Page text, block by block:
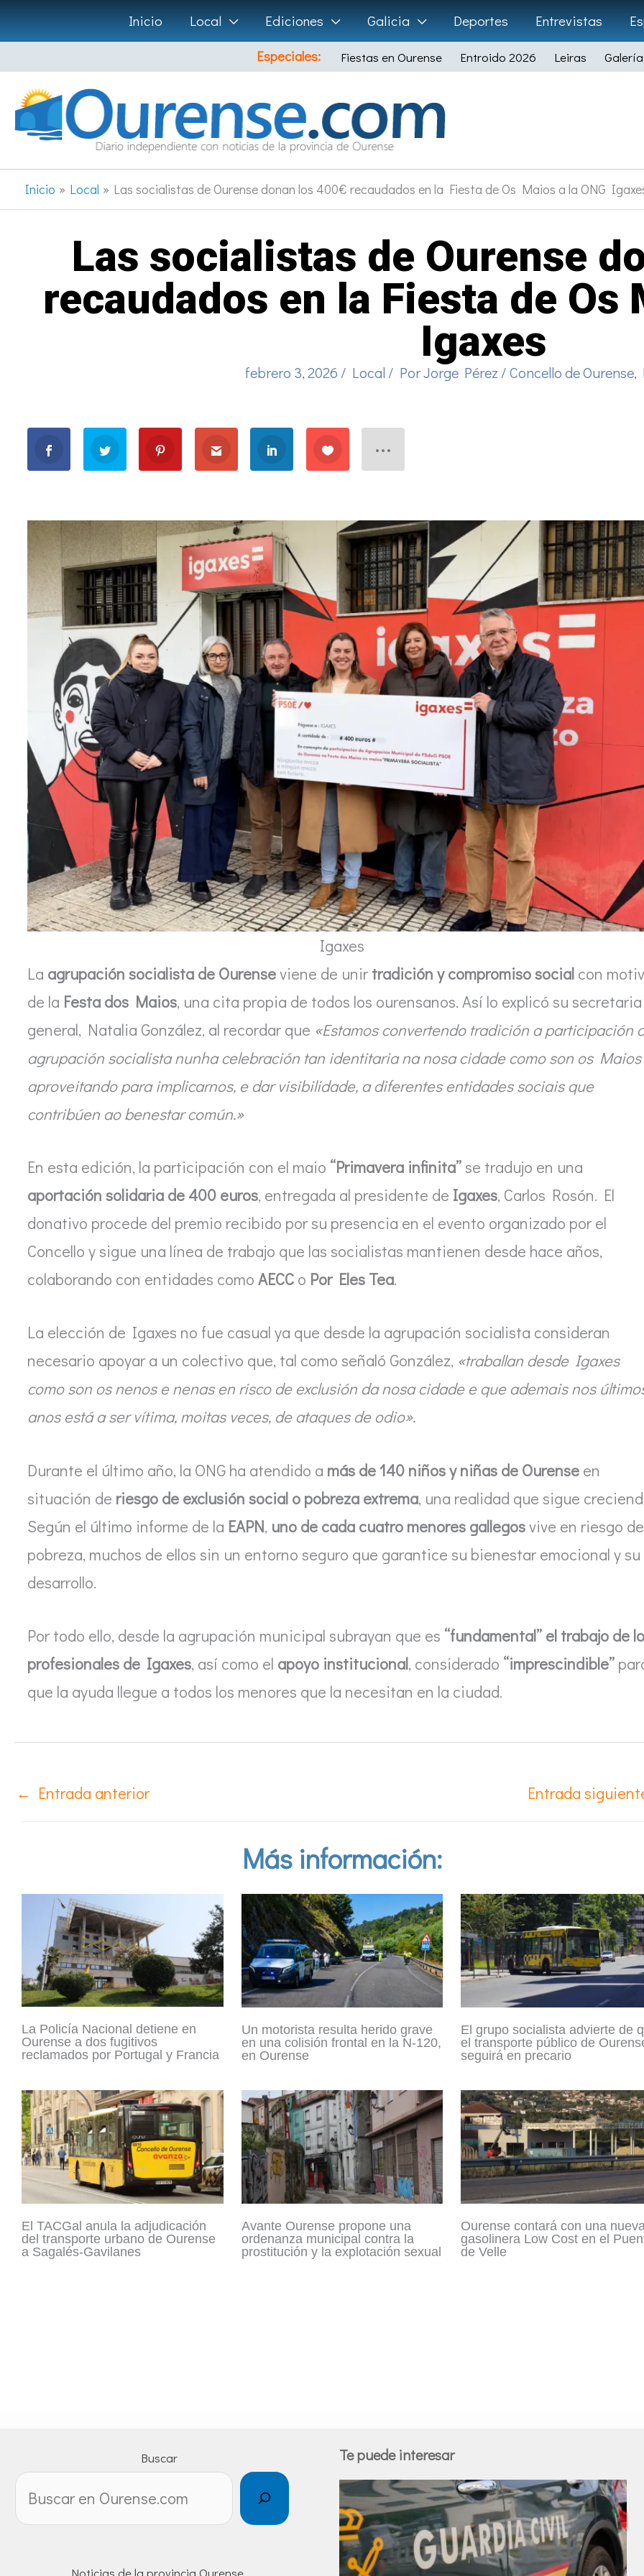
Ir
al
contenido
Inicio Local Ediciones Galicia Deportes Entrevistas
Especiales:
Fiestas en Ourense Entroido 2026 Leiras
Inicio Local Las socialistas de Ourense donan los 400€ recaudados en la Fiesta de Os Maios a la ONG
Las socialistas de Ourense
recaudados en la Fiesta de Os
Igaxes
febrero 3, 2026 / Local / PorJorge Pérez /Concello de Ourense,
Igaxes
La agrupación socialista de Ourenseviene de unir tradición y compromiso social con
de la Festa dos Maios, una cita propia de todos los ourensanos. Así lo explicó su secretaria
general, Natalia González, al recordar que «Estamos convertendo tradición a participación
agrupación socialista nunha celebración tan identitaria na nosa cidade como son os
aproveitando para implicarnos, e dar visibilidade, a diferentes entidades sociais que
contribúen ao benestar común.»
En esta edición, la participación con el maio “Primavera infinita”se tradujo en una
aportación solidaria de 400 euros, entregada al presidente de Igaxes, Carlos Rosón. El
donativo procede del premio recibido por su presencia en el evento organizado por el
Concello y sigue una línea de trabajo que las socialistas mantienen desde hace años,
colaborando con entidades como AECC o Por Eles Tea.
La elección de Igaxes no fue casual ya que desde la agrupación socialista consideran
necesario apoyar a un colectivo que, tal como señaló González, «traballan desde Igaxes
como son os nenos e nenas en risco de exclusión da nosa cidade e que ademais nos
anos está a ser vítima, moitas veces, de ataques de odio».
Durante el último año, la ONG ha atendido a más de 140 niños y niñas de Ourense en
situación de riesgo de exclusión social o pobreza extrema, una realidad que sigue
Según el último informe de la EAPN, uno de cada cuatro menores gallegosvive en riesgo de
pobreza, muchos de ellos sin un entorno seguro que garantice su bienestar emocional y su
desarrollo.
Por todo ello, desde la agrupación municipal subrayan que es “fundamental” el trabajo de
profesionales de Igaxes, así como el apoyo institucional, considerado “imprescindible”
que la ayuda llegue a todos los menores que la necesitan en la ciudad.
← Entrada anterior Entrada
Más información:
La Policía Nacional detiene en
Ourense a dos fugitivos
reclamados por Portugal y Francia
Un motorista resulta herido grave
en una colisión frontal en la N-120,
en Ourense
El grupo socialista advierte de
el transporte público de
seguirá en precario
El TACGal anula la adjudicación
del transporte urbano de Ourense
a Sagalés-Gavilanes
Avante Ourense propone una
ordenanza municipal contra la
prostitución y la explotación sexual
Ourense contará con una
gasolinera Low Cost en el
de Velle
Buscar Te puede interesar